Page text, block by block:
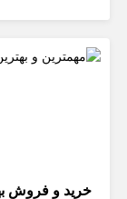
خرید و فروش